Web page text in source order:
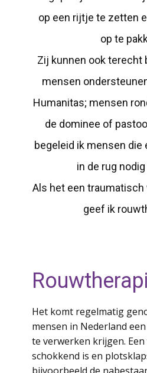
op een rijtje te zetten
op te
Zij kunnen ook terecht
mensen
Humanitas; mensen
de dominee of
begeleid ik mensen die
in de rug
Als het een
geef ik
Het komt regelmatig
mensen in Nederland
te verwerken krijgen.
schokkend is en